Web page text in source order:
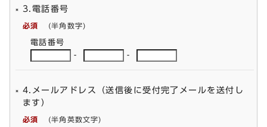
3.電話番号
必須 (半角数字)
電話番号
-
-
4.メールアドレス（送信後に受付完了メールを送付し
ます）
必須 (半角英数文字)